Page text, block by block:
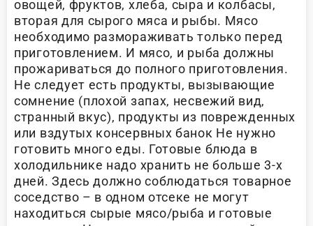
овощей, фруктов, хлеба, сыра и колбасы,
вторая для сырого мяса и рыбы. Мясо
необходимо размораживать только перед
приготовлением. И мясо, и рыба должны
прожариваться до полного приготовления.
Не следует есть продукты, вызывающие
сомнение (плохой запах, несвежий вид,
странный вкус), продукты из поврежденных
или вздутых консервных банок Не нужно
готовить много еды. Готовые блюда в
холодильнике надо хранить не больше 3-х
дней. Здесь должно соблюдаться товарное
соседство – в одном отсеке не могут
находиться сырые мясо/рыба и готовые